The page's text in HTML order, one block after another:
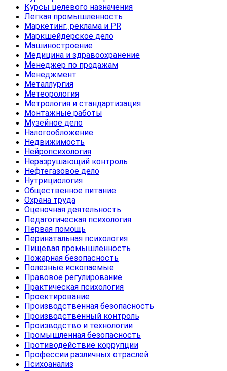
Курсы целевого назначения
Легкая промышленность
Маркетинг, реклама и PR
Маркшейдерское дело
Машиностроение
Медицина и здравоохранение
Менеджер по продажам
Менеджмент
Металлургия
Метеорология
Метрология и стандартизация
Монтажные работы
Музейное дело
Налогообложение
Недвижимость
Нейропсихология
Неразрушающий контроль
Нефтегазовое дело
Нутрициология
Общественное питание
Охрана труда
Оценочная деятельность
Педагогическая психология
Первая помощь
Перинатальная психология
Пищевая промышленность
Пожарная безопасность
Полезные ископаемые
Правовое регулирование
Практическая психология
Проектирование
Производственная безопасность
Производственный контроль
Производство и технологии
Промышленная безопасность
Противодействие коррупции
Профессии различных отраслей
Психоанализ